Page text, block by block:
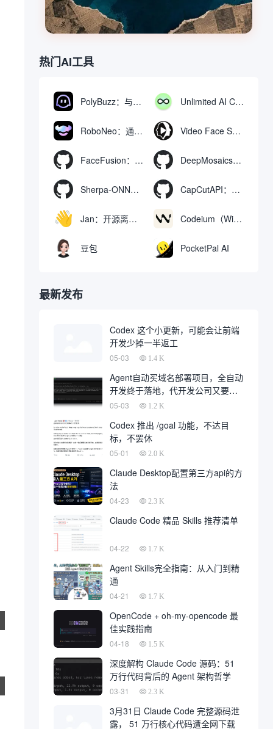
热门AI工具
PolyBuzz：与AI角色互动的免费聊天与角色扮演平台 Unlimited AI Chat：免费无限制的AI聊天工具
RoboNeo：通过聊天生成和编辑视频与图像的AI工具 Video Face Swap
FaceFusion：视频换脸增强工具|语音同步视频嘴型动作 DeepMosaics：自动去除图像和视频中的马赛克，或向其添加马赛克
Sherpa-ONNX：使用ONNXRuntime实现离线语音识别和合成 CapCutAPI：自动化控制CapCut视频剪辑的开源工具
Jan：开源离线AI助手，ChatGPT 替代品，运行本地AI模型或连接云端AI Codeium（Windsurf Editor）：免费的AI代码补全与聊天工具，Windsurf以对话方式编写完整项目代码
豆包 PocketPal AI
最新发布
Codex 这个小更新，可能会让前端
开发少掉一半返工
05-03 1.4 K
Agent自动买域名部署项目，全自动
开发终于落地，代开发公司又要倒
一大片
05-03 1.2 K
Codex 推出 /goal 功能，不达目
标，不罢休
05-01 2.0 K
Claude Desktop配置第三方api的方
法
04-23 2.3 K
Claude Code 精品 Skills 推荐清单
04-22 1.7 K
Agent Skills完全指南：从入门到精
通
04-21 1.7 K
OpenCode + oh-my-opencode 最
佳实践指南
04-18 1.5 K
深度解构 Claude Code 源码：51
万行代码背后的 Agent 架构哲学
03-31 2.3 K
3月31日 Claude Code 完整源码泄
露， 51 万行核心代码遭全网下载